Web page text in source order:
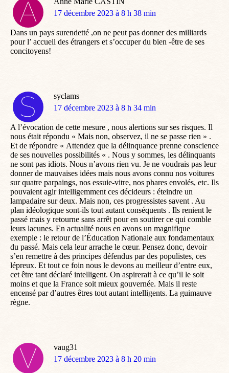
dit
17 décembre 2023 à 8 h 38 min
Dans un pays surendetté ,on ne peut pas donner des milliards
pour l’ accueil des étrangers et s’occuper du bien -être de ses
concitoyens!
syclams
dit
17 décembre 2023 à 8 h 34 min
A l’évocation de cette mesure , nous alertions sur ses risques. Il
nous était répondu « Mais non, observez, il ne se passe rien » .
Et de répondre « Attendez que la délinquance prenne conscience
de ses nouvelles possibilités « . Nous y sommes, les délinquants
ne sont pas idiots. Nous n’avons rien vu. Je ne voudrais pas leur
donner de mauvaises idées mais nous avons connu nos voitures
sur quatre parpaings, nos essuie-vitre, nos phares envolés, etc. Ils
pouvaient agir intelligemment ces décideurs : éteindre un
lampadaire sur deux. Mais non, ces progressistes savent . Au
plan idéologique sont-ils tout autant conséquents . Ils renient le
passé mais y retourne sans arrêt pour en soutirer ce qui comble
leurs lacunes. En actualité nous en avons un magnifique
exemple : le retour de l’Éducation Nationale aux fondamentaux
du passé. Mais cela leur arrache le cœur. Pensez donc, devoir
s’en remettre à des principes défendus par des populistes, ces
lépreux. Et tout ce foin nous le devons au meilleur d’entre eux,
cet être tant déclaré intelligent. On aspirerait à ce qu’il le soit
moins et que la France soit mieux gouvernée. Mais il reste
encensé par d’autres êtres tout autant intelligents. La guimauve
règne.
vaug31
dit
17 décembre 2023 à 8 h 20 min